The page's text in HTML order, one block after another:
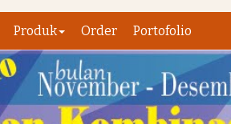
Produk Order Portofolio